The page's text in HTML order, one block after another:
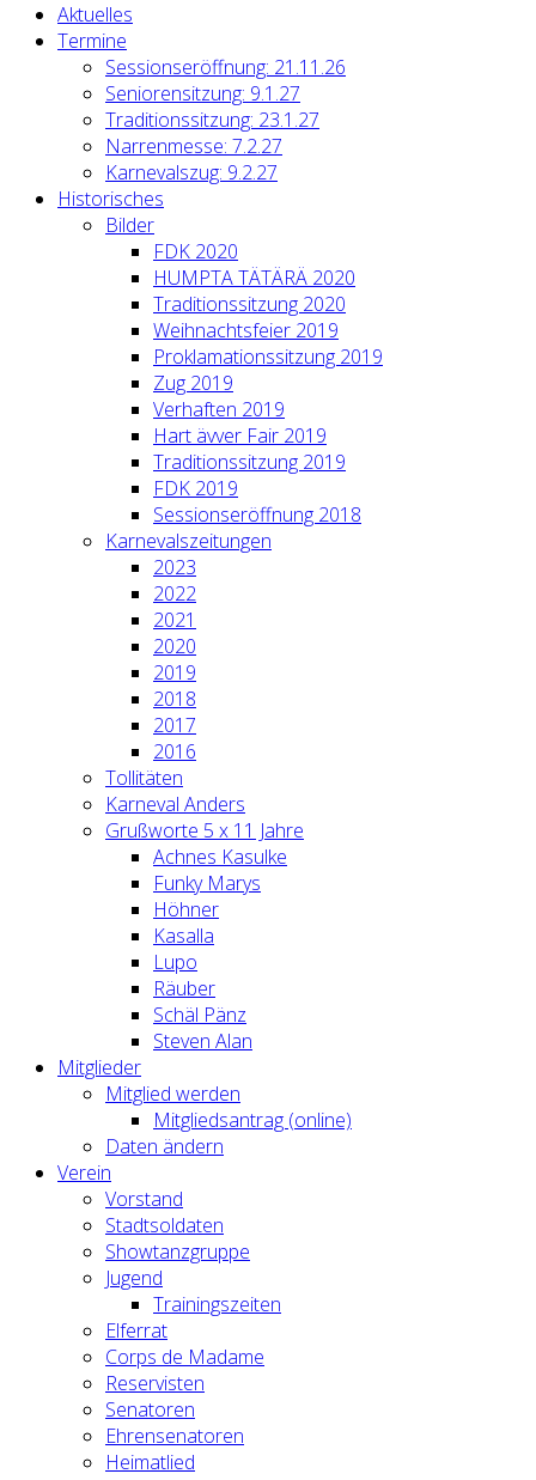
Aktuelles
Termine
Sessionseröffnung: 21.11.26
Seniorensitzung: 9.1.27
Traditionssitzung: 23.1.27
Narrenmesse: 7.2.27
Karnevalszug: 9.2.27
Historisches
Bilder
FDK 2020
HUMPTA TÄTÄRÄ 2020
Traditionssitzung 2020
Weihnachtsfeier 2019
Proklamationssitzung 2019
Zug 2019
Verhaften 2019
Hart ävver Fair 2019
Traditionssitzung 2019
FDK 2019
Sessionseröffnung 2018
Karnevalszeitungen
2023
2022
2021
2020
2019
2018
2017
2016
Tollitäten
Karneval Anders
Grußworte 5 x 11 Jahre
Achnes Kasulke
Funky Marys
Höhner
Kasalla
Lupo
Räuber
Schäl Pänz
Steven Alan
Mitglieder
Mitglied werden
Mitgliedsantrag (online)
Daten ändern
Verein
Vorstand
Stadtsoldaten
Showtanzgruppe
Jugend
Trainingszeiten
Elferrat
Corps de Madame
Reservisten
Senatoren
Ehrensenatoren
Heimatlied